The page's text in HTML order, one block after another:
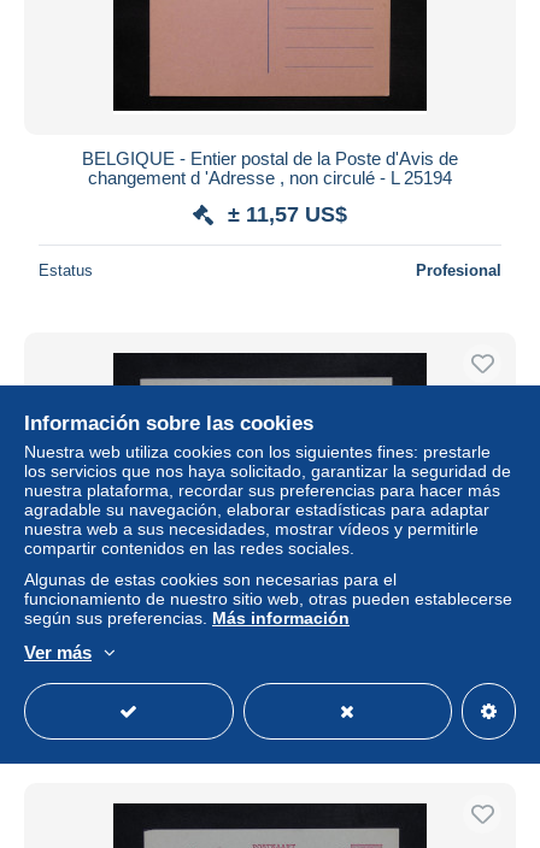
BELGIQUE - Entier postal de la Poste d'Avis de
changement d 'Adresse , non circulé - L 25194
± 11,57 US$
Estatus Profesional
BELGIQUE - Entier postal de Bruxelles pour Molenbeek
par Hélicoptère via Cologne en 1953 - L 32480
Profesional
Información sobre las cookies
Nuestra web utiliza cookies con los siguientes fines: prestarle
los servicios que nos haya solicitado, garantizar la seguridad de
nuestra plataforma, recordar sus preferencias para hacer más
agradable su navegación, elaborar estadísticas para adaptar
nuestra web a sus necesidades, mostrar vídeos y permitirle
compartir contenidos en las redes sociales.
Algunas de estas cookies son necesarias para el
funcionamiento de nuestro sitio web, otras pueden establecerse
según sus preferencias. Más información
Ver más